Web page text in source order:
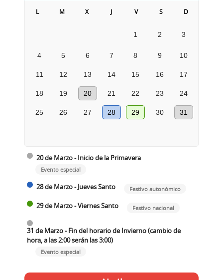
L M X J V S D
1 2 3
4 5 6 7 8 9 10
11 12 13 14 15 16 17
18 19 20 21 22 23 24
25 26 27 28 29 30 31
20 de Marzo - Inicio de la Primavera
Evento especial
28 de Marzo - Jueves Santo Festivo autonómico
29 de Marzo - Viernes Santo Festivo nacional
31 de Marzo - Fin del horario de Invierno (cambio de
hora, a las 2:00 serán las 3:00)
Evento especial